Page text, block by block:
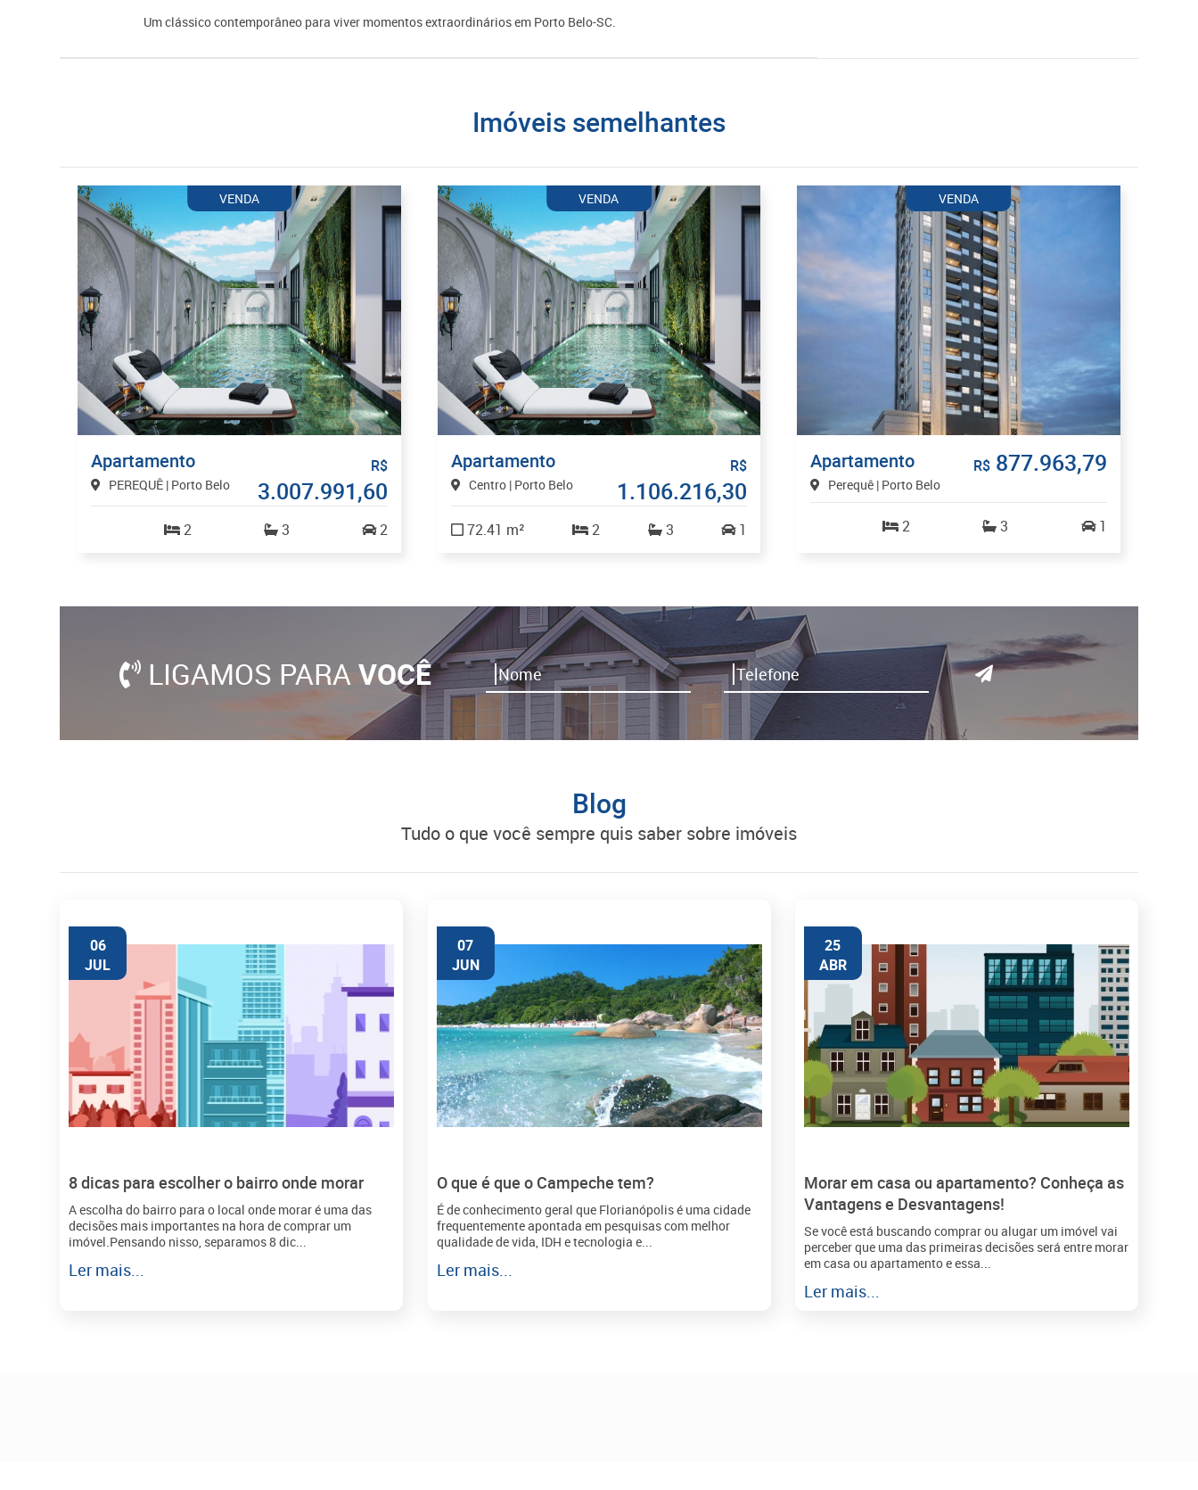
Um clássico contemporâneo para viver momentos extraordinários em Porto Belo-SC.
imóveis semelhantes
VENDA
Apartamento
PEREQUÊ | Porto Belo
R$
3.007.991,60
2 3 2
VENDA
Apartamento
Centro | Porto Belo
R$
1.106.216,30
72.41 m² 2 3 1
VENDA
Apartamento
Perequê | Porto Belo
R$877.963,79
2 3 1
LIGAMOS PARAVOCÊ
Blog
tudo o que você sempre quis saber sobre imóveis
06
JUL
8 dicas para escolher o bairro onde morar
A escolha do bairro para o local onde morar é uma das
decisões mais importantes na hora de comprar um
imóvel.Pensando nisso, separamos 8 dic...
Ler mais...
07
JUN
O que é que o Campeche tem?
É de conhecimento geral que Florianópolis é uma cidade
frequentemente apontada em pesquisas com melhor
qualidade de vida, IDH e tecnologia e...
Ler mais...
25
ABR
Morar em casa ou apartamento? Conheça as
Vantagens e Desvantagens!
Se você está buscando comprar ou alugar um imóvel vai
perceber que uma das primeiras decisões será entre morar
em casa ou apartamento e essa...
Ler mais...